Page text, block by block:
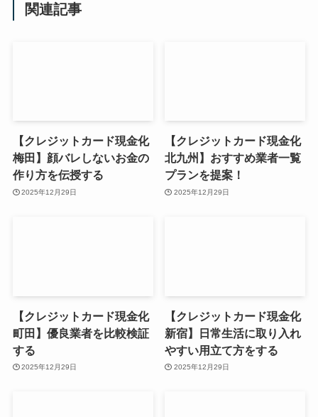
関連記事
【クレジットカード現金化
梅田】顔バレしないお金の
作り方を伝授する
2025年12月29日
【クレジットカード現金化
北九州】おすすめ業者一覧
プランを提案！
2025年12月29日
【クレジットカード現金化
町田】優良業者を比較検証
する
2025年12月29日
【クレジットカード現金化
新宿】日常生活に取り入れ
やすい用立て方をする
2025年12月29日